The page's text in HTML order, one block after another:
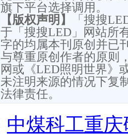
旗下平台选择调用。
【版权声明】
「搜搜
于「搜搜LED」网站所
字的均属本刊原创并已
与尊重原创作者的原则
网或《LED照明世界》
未注明来源的情况下复
法律责任。
中煤科工重